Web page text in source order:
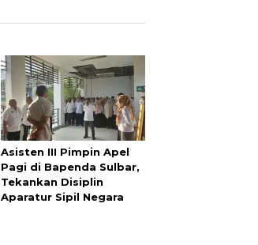
Asisten III Pimpin Apel
Pagi di Bapenda Sulbar,
Tekankan Disiplin
Aparatur Sipil Negara